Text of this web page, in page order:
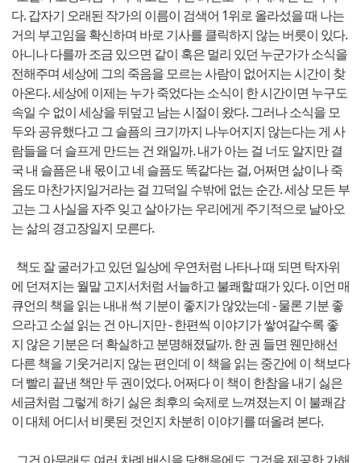
다. 갑자기 오래된 작가의 이름이 검색어 1위로 올라섰을 때 나는
거의 부고임을 확신하며 바로 기사를 클릭하지 않는 버릇이 있다.
아니나 다를까 조금 있으면 같이 혹은 멀리 있던 누군가가 소식을
전해주며 세상에 그의 죽음을 모르는 사람이 없어지는 시간이 찾
아온다. 세상에 이제는 누가 죽었다는 소식이 한 시간이면 누구도
속일 수 없이 세상을 뒤덮고 남는 시절이 왔다. 그러나 소식을 모
두와 공유했다고 그 슬픔의 크기까지 나누어지지 않는다는 게 사
람들을 더 슬프게 만드는 건 왜일까. 내가 아는 걸 너도 알지만 결
국 내 슬픔은 내 몫이고 네 슬픔도 똑같다는 걸, 어쩌면 삶이나 죽
음도 마찬가지일거라는 걸 끄덕일 수밖에 없는 순간. 세상 모든 부
고는 그 사실을 자주 잊고 살아가는 우리에게 주기적으로 날아오
는 삶의 경고장일지 모른다.
책도 잘 굴러가고 있던 일상에 우연처럼 나타나 때 되면 탁자위
에 던져지는 월말 고지서처럼 서늘하고 불쾌할 때가 있다. 이언 매
큐언의 책을 읽는 내내 썩 기분이 좋지가 않았는데 - 물론 기분 좋
으라고 소설 읽는 건 아니지만 - 한편씩 이야기가 쌓여갈수록 좋
지 않은 기분은 더 확실하고 분명해졌달까. 한 권 들면 웬만해선
다른 책을 기웃거리지 않는 편인데 이 책을 읽는 중간에 이 책보다
더 빨리 끝낸 책만 두 권이었다. 어쩌다 이 책이 한참을 내기 싫은
세금처럼 그렇게 하기 싫은 최후의 숙제로 느껴졌는지 이 불쾌감
이 대체 어디서 비롯된 것인지 차분히 이야기를 떠올려 본다.